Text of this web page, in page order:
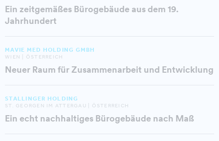
Ein zeitgemäßes Bürogebäude aus dem 19.
Jahrhundert
MAVIE MED HOLDING GMBH
WIEN | ÖSTERREICH
Neuer Raum für Zusammenarbeit und Entwicklung
STALLINGER HOLDING
ST. GEORGEN IM ATTERGAU | ÖSTERREICH
Ein echt nachhaltiges Bürogebäude nach Maß